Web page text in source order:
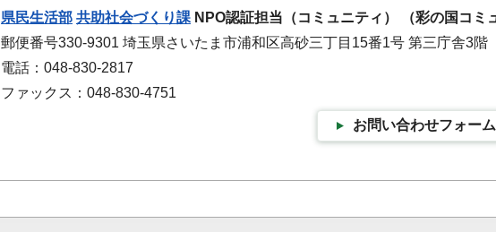
県民生活部 共助社会づくり課 NPO認証担当（コミュニティ） （彩の国コミ
郵便番号330-9301 埼玉県さいたま市浦和区高砂三丁目15番1号 第三庁舎3階
電話：048-830-2817
ファックス：048-830-4751
お問い合わせフォーム